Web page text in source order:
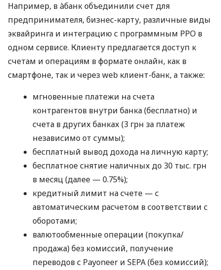
Например, в àбанк объединили счет для
предпринимателя, бизнес-карту, различные виды
эквайринга и интеграцию с программным РРО в
одном сервисе. Клиенту предлагается доступ к
счетам и операциям в формате онлайн, как в
смартфоне, так и через web клиент-банк, а также:
мгновенные платежи на счета
контрагентов внутри банка (бесплатно) и
счета в других банках (3 грн за платеж
независимо от суммы);
бесплатный вывод дохода на личную карту;
бесплатное снятие наличных до 30 тыс. грн
в месяц (далее — 0.75%);
кредитный лимит на счете — с
автоматическим расчетом в соответствии с
оборотами;
валютообменные операции (покупка/
продажа) без комиссий, получение
переводов с Payoneer и SEPA (без комиссий);